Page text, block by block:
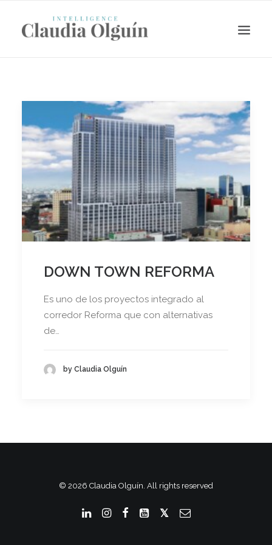
Search
DOWN TOWN REFORMA
Es uno de los proyectos integrado al
corredor Reforma que con alternativas
de…
by Claudia Olguín
© 2026 Claudia Olguín. All rights reserved